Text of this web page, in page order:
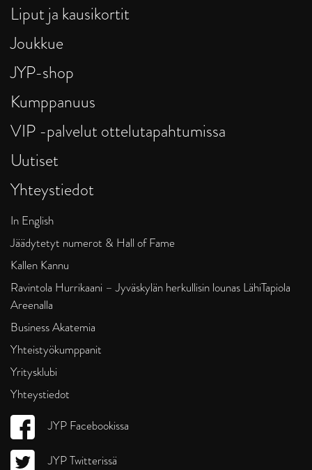
Liput ja kausikortit
Joukkue
JYP-shop
Kumppanuus
VIP -palvelut ottelutapahtumissa
Uutiset
Yhteystiedot
In English
Jäädytetyt numerot & Hall of Fame
Kallen Kannu
Ravintola Hurrikaani – Jyväskylän herkullisin lounas LähiTapiola
Areenalla
Business Akatemia
Yhteistyökumppanit
Yritysklubi
Yhteystiedot
JYP Facebookissa
JYP Twitterissä